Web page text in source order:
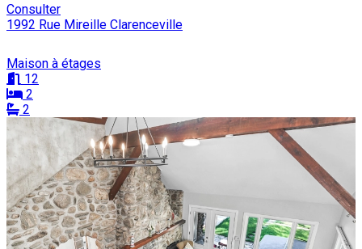
Consulter
1992 Rue Mireille Clarenceville
Maison à étages
12
2
2